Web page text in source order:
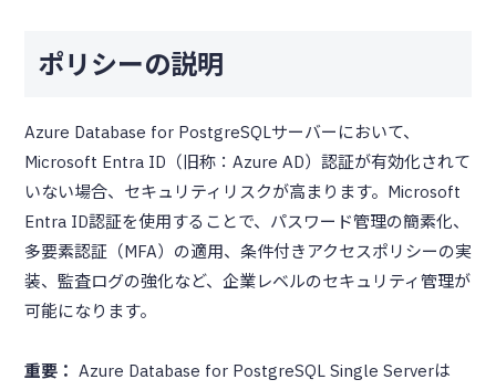
ポリシーの説明
Azure Database for PostgreSQLサーバーにおいて、
Microsoft Entra ID（旧称：Azure AD）認証が有効化されて
いない場合、セキュリティリスクが高まります。Microsoft
Entra ID認証を使用することで、パスワード管理の簡素化、
多要素認証（MFA）の適用、条件付きアクセスポリシーの実
装、監査ログの強化など、企業レベルのセキュリティ管理が
可能になります。
重要： Azure Database for PostgreSQL Single Serverは